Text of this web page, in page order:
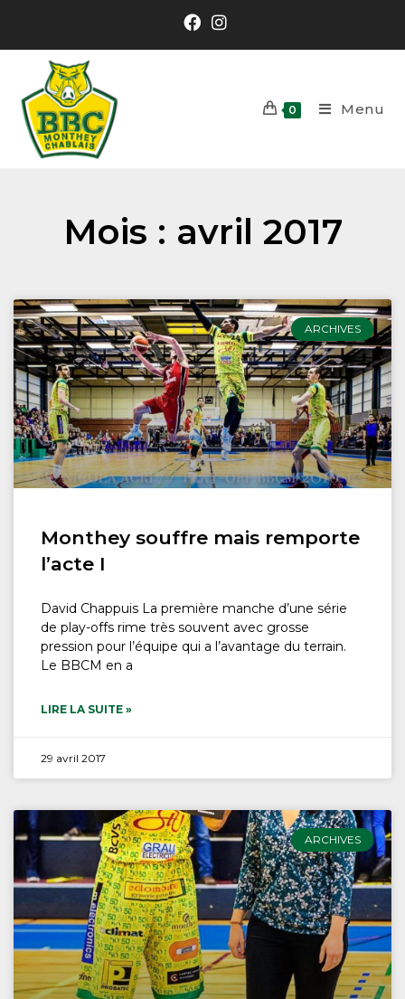
0 Menu
Mois : avril 2017
ARCHIVES
Monthey souffre mais remporte
l’acte I
David Chappuis La première manche d’une série
de play-offs rime très souvent avec grosse
pression pour l’équipe qui a l’avantage du terrain.
Le BBCM en a
LIRE LA SUITE »
29 avril 2017
ARCHIVES